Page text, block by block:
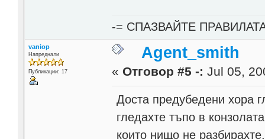
-= СПАЗВАЙТЕ
vaniop
Напреднали
Публикации: 17
Agent_smith
« Отговор #5 -: Jul 05,
Доста предубедени хора
гледахте тъпо в
които нищо не